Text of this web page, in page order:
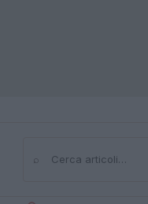
⌕Cerca